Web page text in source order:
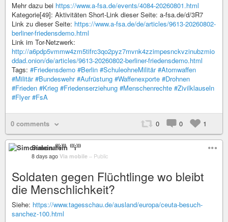
Mehr dazu bei https://www.a-fsa.de/events/4084-20260801.html
Kategorie[49]: Aktivitäten Short-Link dieser Seite: a-fsa.de/d/3R7
Link zu dieser Seite: https://www.a-fsa.de/de/articles/9613-20260802-
berliner-friedensdemo.html
Link im Tor-Netzwerk:
http://a6pdp5vmmw4zm5tifrc3qo2pyz7mvnk4zzimpesnckvzinubzmio
ddad.onion/de/articles/9613-20260802-berliner-friedensdemo.html
Tags: #Friedensdemo #Berlin #SchuleohneMilitär #Atomwaffen
#Militär #Bundeswehr #Aufrüstung #Waffenexporte #Drohnen
#Frieden #Krieg #Friedenserziehung #Menschenrechte #Zivilklauseln
#Flyer #FsA
0 comments 0 0 1
Simonalein ⁽⁽⁽i⁾⁾⁾
8 days ago Via mobile – Public
Soldaten gegen Flüchtlinge wo bleibt
die Menschlichkeit?
Siehe: https://www.tagesschau.de/ausland/europa/ceuta-besuch-
sanchez-100.html